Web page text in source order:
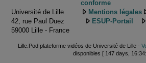
Université de Lille
42, rue Paul Duez
59000 Lille - France
conforme
Mentions légales
ESUP-Portail
Lille.Pod plateforme vidéos de Université de Lille -
disponibles [ 147 days,